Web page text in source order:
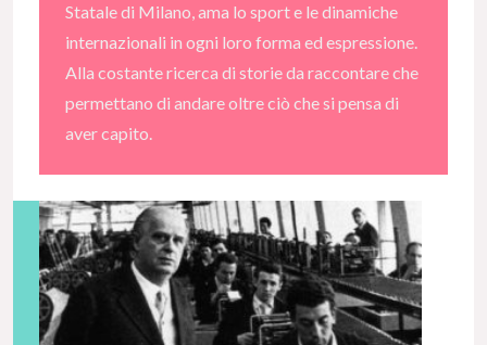
Statale di Milano, ama lo sport e le dinamiche
internazionali in ogni loro forma ed espressione.
Alla costante ricerca di storie da raccontare che
permettano di andare oltre ciò che si pensa di
aver capito.